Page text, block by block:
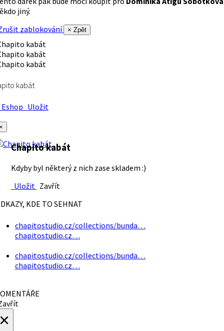
jiný.
zablokování
× Zpět
kabát
Uložit
Chapito kabát
Kdyby byl některý z nich zase skladem :)
Uložit Zavřít
KDE TO SEHNAT
chapitostudio.cz/collections/bunda…
chapitostudio.cz…
chapitostudio.cz/collections/bunda…
chapitostudio.cz…